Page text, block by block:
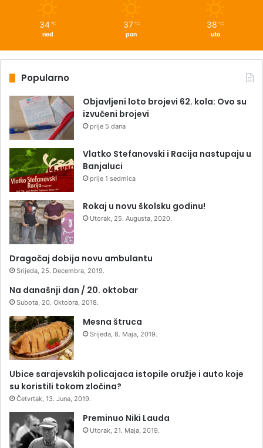
34 ℃
ned
37 ℃
pon
38 ℃
uto
Popularno
Objavljeni loto brojevi 62. kola: Ovo su
izvučeni brojevi
prije 5 dana
Vlatko Stefanovski i Racija nastupaju u
Banjaluci
prije 1 sedmica
Rokaj u novu školsku godinu!
Utorak, 25. Augusta, 2020.
Dragočaj dobija novu ambulantu
Srijeda, 25. Decembra, 2019.
Na današnji dan / 20. oktobar
Subota, 20. Oktobra, 2018.
Mesna štruca
Srijeda, 8. Maja, 2019.
Ubice sarajevskih policajaca istopile oružje i auto koje
su koristili tokom zločina?
Četvrtak, 13. Juna, 2019.
Preminuo Niki Lauda
Utorak, 21. Maja, 2019.